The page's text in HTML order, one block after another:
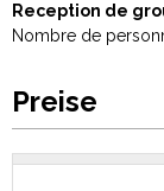
Reception de
Nombre de
Preise